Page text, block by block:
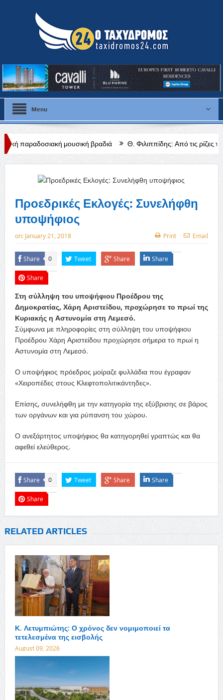
Menu
μουσική βραδιά Θ. Φιλιππίδης: Από τις ρίζες της κυπριακής
Προεδρικές Εκλογές: Συνελήφθη
υποψήφιος
on: January 21, 2018 Print Email
Share 0 Tweet Share Share
Share
Στη σύλληψη του υποψήφιου Προέδρου της
Δημοκρατίας, Χάρη Αριστείδου, προχώρησε το πρωί της
Κυριακής η Αστυνομία στη Λεμεσό.
Σύμφωνα με πληροφορίες στη σύλληψη του υποψήφιου
Προέδρου Χάρη Αριστείδου προχώρησε σήμερα το πρωί η
Αστυνομία στη Λεμεσό.
Ο υποψήφιος πρόεδρος μοίραζε φυλλάδια που έγραφαν
«Χειροπέδες στους Κλεφτοπολιτικάντηδες».
Επίσης, συνελήφθη με την κατηγορία της εξύβρισης σε βάρος
των οργάνων και για ρύπανση του χώρου.
Ο ανεξάρτητος υποψήφιος θα κατηγορηθεί γραπτώς και θα
αφεθεί ελεύθερος.
Share 0 Tweet Share Share
Share
RELATED ARTICLES
Κ. Λετυμπιώτης: Ο χρόνος δεν νομιμοποιεί τα
τετελεσμένα της εισβολής
August 09, 2026